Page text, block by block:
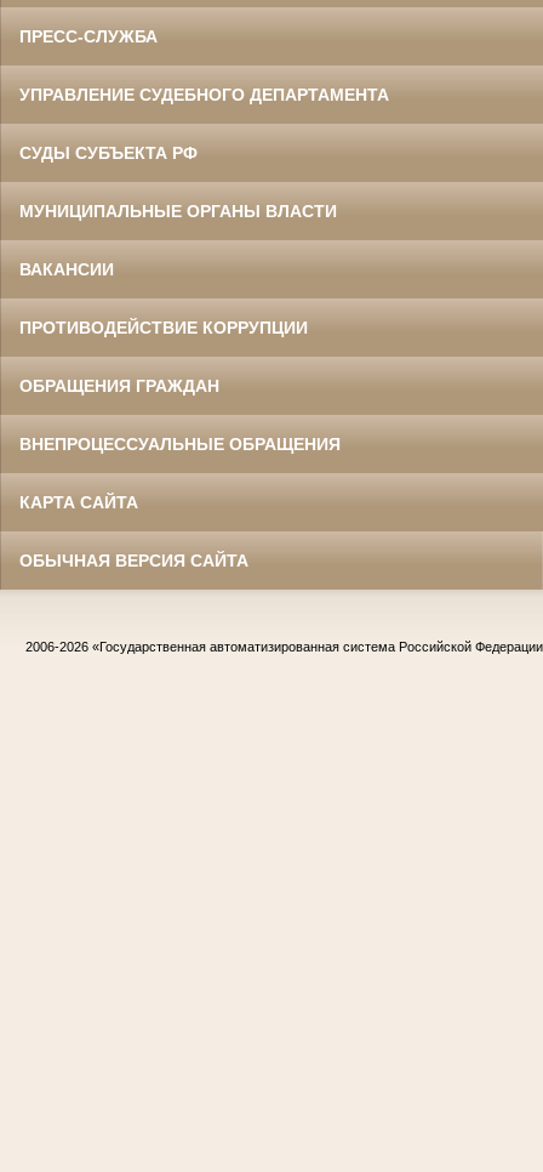
ПРЕСС-СЛУЖБА
УПРАВЛЕНИЕ СУДЕБНОГО ДЕПАРТАМЕНТА
СУДЫ СУБЪЕКТА РФ
МУНИЦИПАЛЬНЫЕ ОРГАНЫ ВЛАСТИ
ВАКАНСИИ
ПРОТИВОДЕЙСТВИЕ КОРРУПЦИИ
ОБРАЩЕНИЯ ГРАЖДАН
ВНЕПРОЦЕССУАЛЬНЫЕ ОБРАЩЕНИЯ
КАРТА САЙТА
ОБЫЧНАЯ ВЕРСИЯ САЙТА
2006-2026 «Государственная автоматизированная система Российской